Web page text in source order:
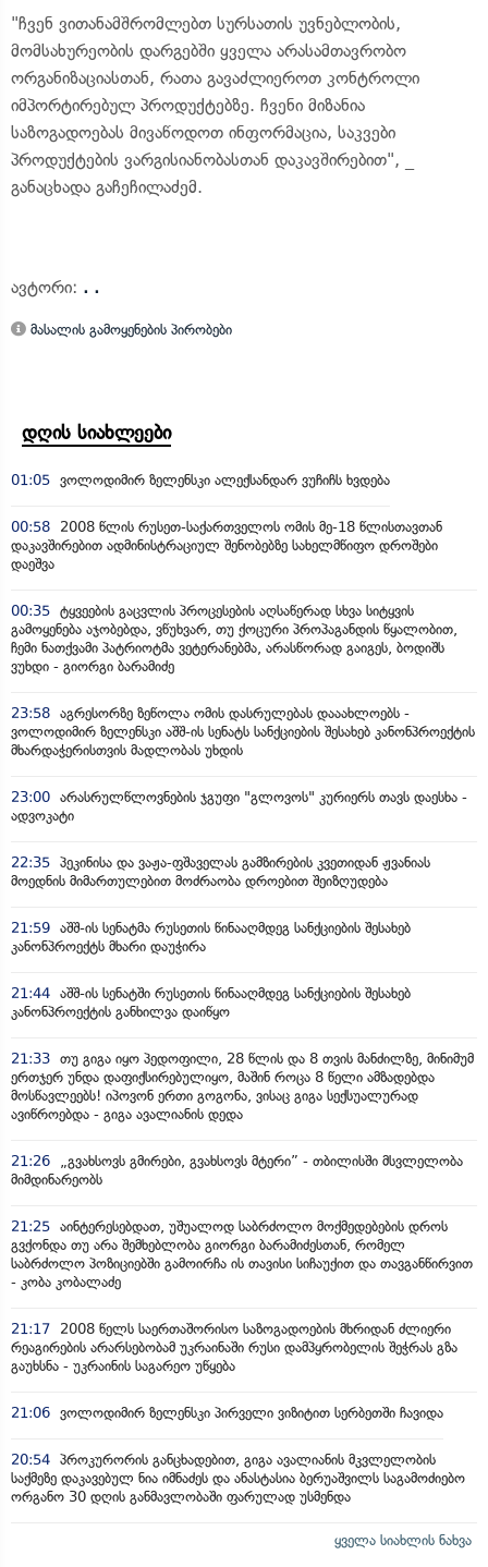
"ჩვენ ვითანამშრომლებთ სურსათის უვნებლობის,
მომსახურეობის დარგებში ყველა არასამთავრობო
ორგანიზაციასთან, რათა გავაძლიეროთ კონტროლი
იმპორტირებულ პროდუქტებზე. ჩვენი მიზანია
საზოგადოებას მივაწოდოთ ინფორმაცია, საკვები
პროდუქტების ვარგისიანობასთან დაკავშირებით", _
განაცხადა გაჩეჩილაძემ.
ავტორი: . .
მასალის გამოყენების პირობები
დღის სიახლეები
01:05 ვოლოდიმირ ზელენსკი ალექსანდარ ვუჩიჩს ხვდება
00:58
2008 წლის რუსეთ-საქართველოს ომის მე-18 წლისთავთან
დაკავშირებით ადმინისტრაციულ შენობებზე სახელმწიფო დროშები
დაეშვა
00:35 ტყვეების გაცვლის პროცესების აღსაწერად სხვა სიტყვის
გამოყენება აჯობებდა, ვწუხვარ, თუ ქოცური პროპაგანდის წყალობით,
ჩემი ნათქვამი პატრიოტმა ვეტერანებმა, არასწორად გაიგეს, ბოდიშს
ვუხდი - გიორგი ბარამიძე
23:58 აგრესორზე ზეწოლა ომის დასრულებას დააახლოებს -
ვოლოდიმირ ზელენსკი აშშ-ის სენატს სანქციების შესახებ კანონპროექტის
მხარდაჭერისთვის მადლობას უხდის
23:00 არასრულწლოვნების ჯგუფი "გლოვოს" კურიერს თავს დაესხა -
ადვოკატი
22:35 პეკინისა და ვაჟა-ფშაველას გამზირების კვეთიდან ჟვანიას
მოედნის მიმართულებით მოძრაობა დროებით შეიზღუდება
21:59 აშშ-ის სენატმა რუსეთის წინააღმდეგ სანქციების შესახებ
კანონპროექტს მხარი დაუჭირა
21:44 აშშ-ის სენატში რუსეთის წინააღმდეგ სანქციების შესახებ
კანონპროექტის განხილვა დაიწყო
21:33 თუ გიგა იყო პედოფილი, 28 წლის და 8 თვის მანძილზე, მინიმუმ
ერთჯერ უნდა დაფიქსირებულიყო, მაშინ როცა 8 წელი ამზადებდა
მოსწავლეებს! იპოვონ ერთი გოგონა, ვისაც გიგა სექსუალურად
ავიწროებდა - გიგა ავალიანის დედა
21:26
„გვახსოვს გმირები, გვახსოვს მტერი” - თბილისში მსვლელობა
მიმდინარეობს
21:25 აინტერესებდათ, უშუალოდ საბრძოლო მოქმედებების დროს
გვქონდა თუ არა შემხებლობა გიორგი ბარამიძესთან, რომელ
საბრძოლო პოზიციებში გამოირჩა ის თავისი სიჩაუქით და თავგანწირვით
- კობა კობალაძე
21:17
2008 წელს საერთაშორისო საზოგადოების მხრიდან ძლიერი
რეაგირების არარსებობამ უკრაინაში რუსი დამპყრობელის შეჭრას გზა
გაუხსნა - უკრაინის საგარეო უწყება
21:06 ვოლოდიმირ ზელენსკი პირველი ვიზიტით სერბეთში ჩავიდა
20:54 პროკურორის განცხადებით, გიგა ავალიანის მკვლელობის
საქმეზე დაკავებულ ნია იმნაძეს და ანასტასია ბერუაშვილს საგამოძიებო
ორგანო 30 დღის განმავლობაში ფარულად უსმენდა
ყველა სიახლის ნახვა